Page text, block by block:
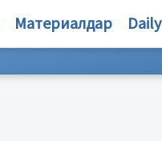
Материалдар Daily